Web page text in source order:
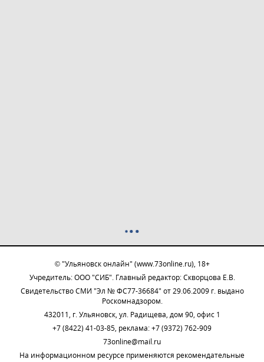
© "Ульяновск онлайн" (www.73online.ru), 18+
Учредитель: ООО "СИБ". Главный редактор: Скворцова Е.В.
Свидетельство СМИ "Эл № ФС77-36684" от 29.06.2009 г. выдано
Роскомнадзором.
432011, г. Ульяновск, ул. Радищева, дом 90, офис 1
+7 (8422) 41-03-85, реклама: +7 (9372) 762-909
73online@mail.ru
На информационном ресурсе применяются рекомендательные